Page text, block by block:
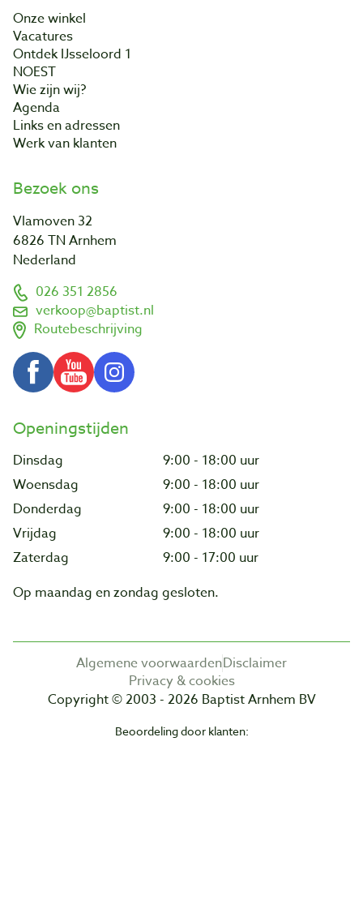
Onze winkel
Vacatures
Ontdek IJsseloord 1
NOEST
Wie zijn wij?
Agenda
Links en adressen
Werk van klanten
Bezoek ons
Vlamoven 32
6826 TN Arnhem
Nederland
026 351 2856
verkoop@baptist.nl
Routebeschrijving
Openingstijden
Dinsdag
9:00 - 18:00 uur
Woensdag
9:00 - 18:00 uur
Donderdag
9:00 - 18:00 uur
Vrijdag
9:00 - 18:00 uur
Zaterdag
9:00 - 17:00 uur
Op maandag en zondag gesloten.
Algemene voorwaardenDisclaimer
Privacy & cookies
Copyright © 2003 - 2026 Baptist Arnhem BV
Beoordeling door klanten: